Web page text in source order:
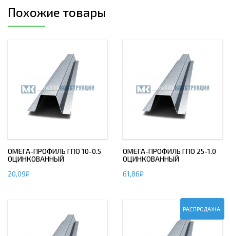
Похожие товары
ОМЕГА-ПРОФИЛЬ ГПО 10-0.5
ОЦИНКОВАННЫЙ
20,09₽
ОМЕГА-ПРОФИЛЬ ГПО 25-1.0
ОЦИНКОВАННЫЙ
61,86₽
РАСПРОДАЖА!